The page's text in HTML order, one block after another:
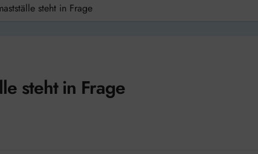
steht in Frage
steht in Frage